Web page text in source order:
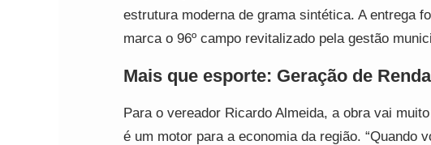
estrutura moderna de grama sintética. A entrega
marca o 96º campo revitalizado pela gestão
Mais que esporte: Geração de Renda
Para o vereador Ricardo Almeida, a obra vai
é um motor para a economia da região. “Quando